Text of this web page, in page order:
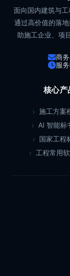
面向国内建筑与
通过高价值的落
助施工企业、项
商
服
核心产
施工方案
AI 智能标
国家工程
工程常用